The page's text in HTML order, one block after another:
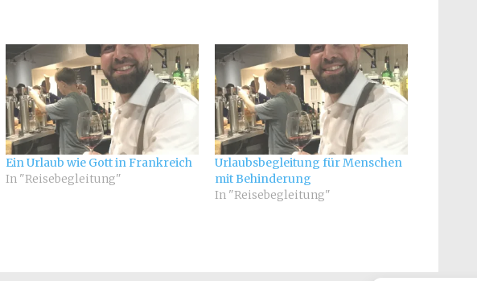
Ein Urlaub wie Gott in Frankreich
In "Reisebegleitung"
Urlaubsbegleitung für Menschen
mit Behinderung
In "Reisebegleitung"